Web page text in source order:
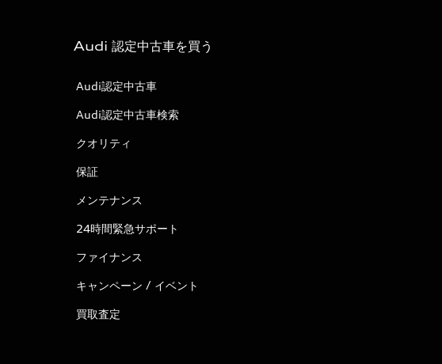
Audi 認定中古車を買う
Audi認定中古車
Audi認定中古車検索
クオリティ
保証
メンテナンス
24時間緊急サポート
ファイナンス
キャンペーン / イベント
買取査定